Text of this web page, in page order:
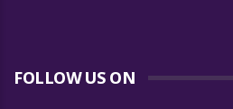
FOLLOW US ON